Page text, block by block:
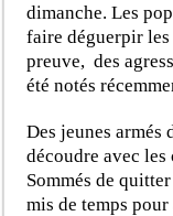
dimanche. Les
faire déguerpir
preuve, des
été notés
Des jeunes armés
découdre avec
Sommés de
mis de temps